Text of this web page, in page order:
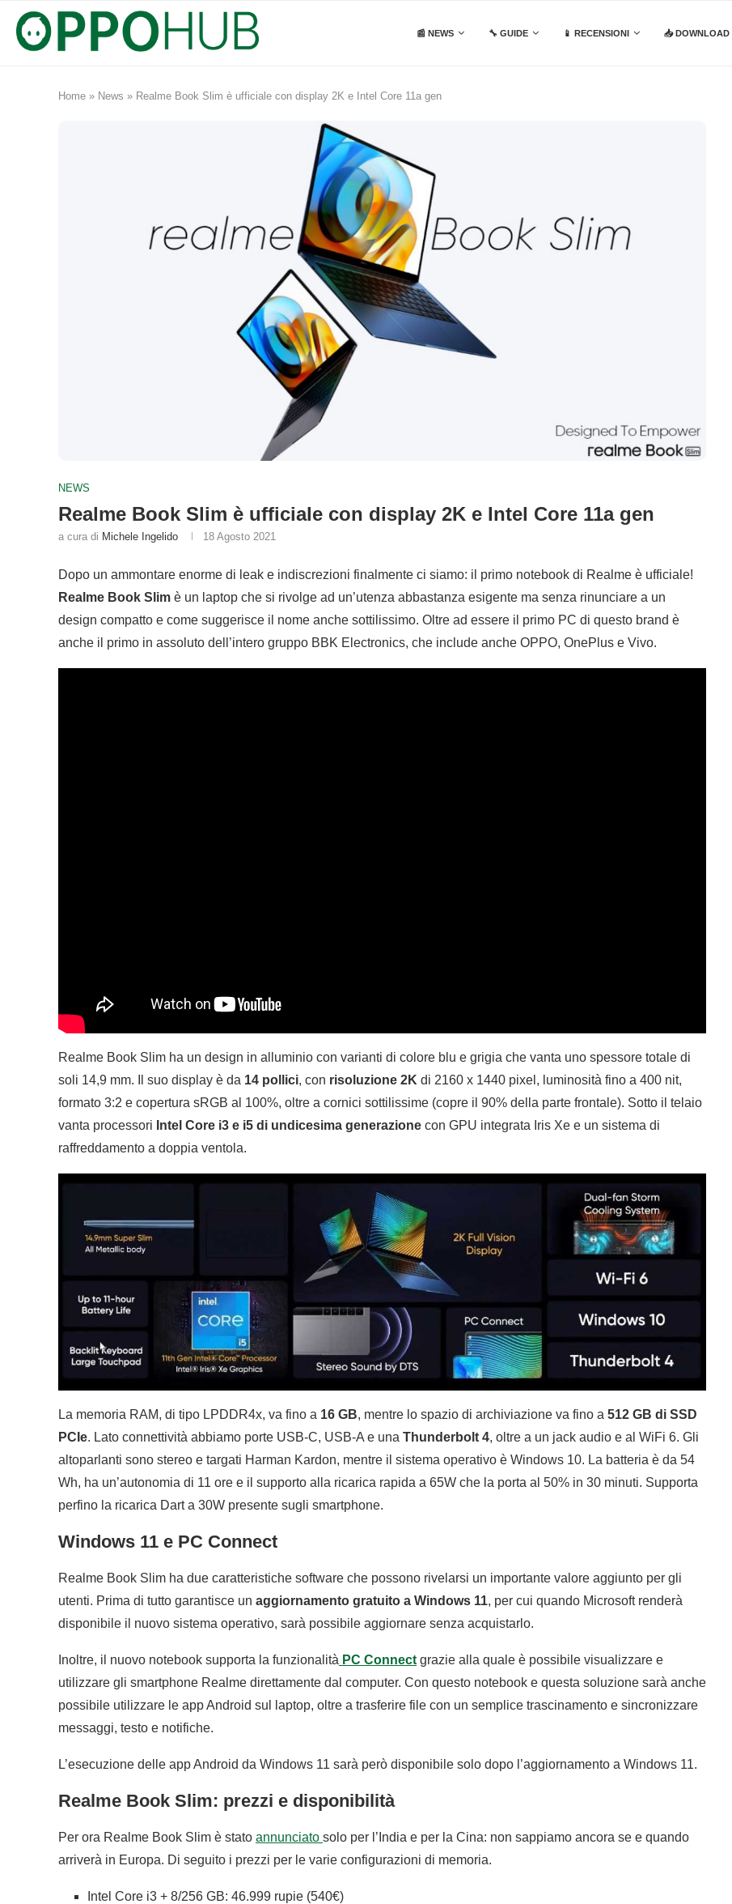
📰 NEWS 🔧 GUIDE 📱 RECENSIONI 📥 DOWNLOAD
Home » News » Realme Book Slim è ufficiale con display 2K e Intel Core 11a gen
NEWS
Realme Book Slim è ufficiale con display 2K e Intel Core 11a gen
a cura di Michele Ingelido 18 Agosto 2021
Dopo un ammontare enorme di leak e indiscrezioni finalmente ci siamo: il primo notebook di Realme è ufficiale!
Realme Book Slim è un laptop che si rivolge ad un’utenza abbastanza esigente ma senza rinunciare a un
design compatto e come suggerisce il nome anche sottilissimo. Oltre ad essere il primo PC di questo brand è
anche il primo in assoluto dell’intero gruppo BBK Electronics, che include anche OPPO, OnePlus e Vivo.
Realme Book Slim ha un design in alluminio con varianti di colore blu e grigia che vanta uno spessore totale di
soli 14,9 mm. Il suo display è da 14 pollici, con risoluzione 2K di 2160 x 1440 pixel, luminosità fino a 400 nit,
formato 3:2 e copertura sRGB al 100%, oltre a cornici sottilissime (copre il 90% della parte frontale). Sotto il telaio
vanta processori Intel Core i3 e i5 di undicesima generazione con GPU integrata Iris Xe e un sistema di
raffreddamento a doppia ventola.
La memoria RAM, di tipo LPDDR4x, va fino a 16 GB, mentre lo spazio di archiviazione va fino a 512 GB di SSD
PCIe. Lato connettività abbiamo porte USB-C, USB-A e una Thunderbolt 4, oltre a un jack audio e al WiFi 6. Gli
altoparlanti sono stereo e targati Harman Kardon, mentre il sistema operativo è Windows 10. La batteria è da 54
Wh, ha un’autonomia di 11 ore e il supporto alla ricarica rapida a 65W che la porta al 50% in 30 minuti. Supporta
perfino la ricarica Dart a 30W presente sugli smartphone.
Windows 11 e PC Connect
Realme Book Slim ha due caratteristiche software che possono rivelarsi un importante valore aggiunto per gli
utenti. Prima di tutto garantisce un aggiornamento gratuito a Windows 11, per cui quando Microsoft renderà
disponibile il nuovo sistema operativo, sarà possibile aggiornare senza acquistarlo.
Inoltre, il nuovo notebook supporta la funzionalità PC Connect grazie alla quale è possibile visualizzare e
utilizzare gli smartphone Realme direttamente dal computer. Con questo notebook e questa soluzione sarà anche
possibile utilizzare le app Android sul laptop, oltre a trasferire file con un semplice trascinamento e sincronizzare
messaggi, testo e notifiche.
L’esecuzione delle app Android da Windows 11 sarà però disponibile solo dopo l’aggiornamento a Windows 11.
Realme Book Slim: prezzi e disponibilità
Per ora Realme Book Slim è stato annunciato solo per l’India e per la Cina: non sappiamo ancora se e quando
arriverà in Europa. Di seguito i prezzi per le varie configurazioni di memoria.
Intel Core i3 + 8/256 GB: 46.999 rupie (540€)